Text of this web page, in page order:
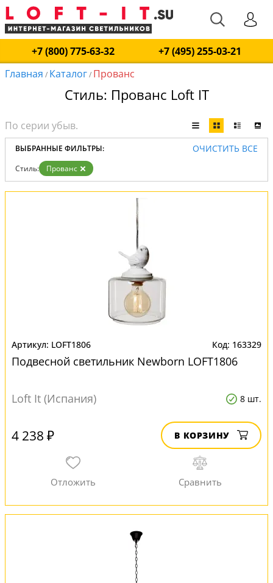
+7 (800) 775-63-32
+7 (495) 255-03-21
Главная / Каталог/ Прованс
Стиль: Прованс Loft IT
ВЫБРАННЫЕ ФИЛЬТРЫ: ОЧИСТИТЬ ВСЕ
Стиль: Прованс
LOFT1806 163329
Подвесной светильник Newborn LOFT1806
Loft It (Испания) 8 шт.
4 238 ₽ В КОРЗИНУ